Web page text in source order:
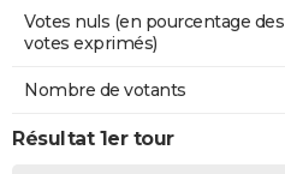
Votes nuls (en pourcentage des
votes exprimés)
Nombre de votants
Résultat 1er tour